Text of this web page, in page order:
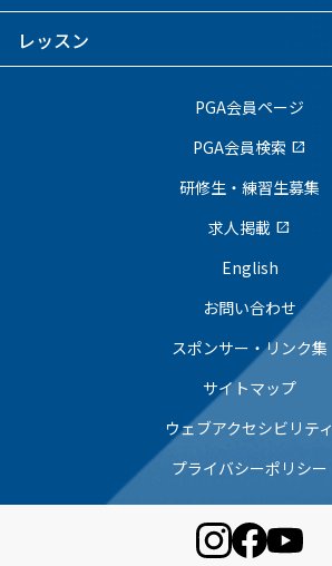
レッスン
PGA会員ページ
PGA会員検索 open_in_new
研修生・練習生募集
求人掲載 open_in_new
English
お問い合わせ
スポンサー・リンク集
サイトマップ
ウェブアクセシビリティ
プライバシーポリシー